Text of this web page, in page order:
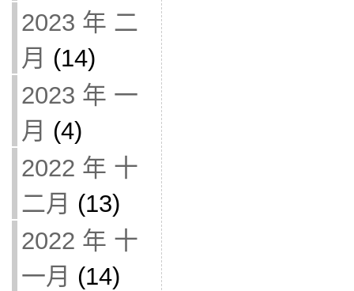
2023 年 二
月 (14)
2023 年 一
月 (4)
2022 年 十
二月 (13)
2022 年 十
一月 (14)